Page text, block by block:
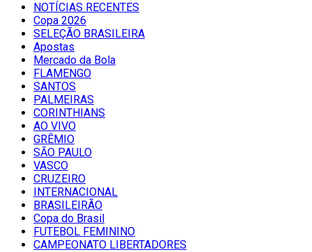
NOTÍCIAS RECENTES
Copa 2026
SELEÇÃO BRASILEIRA
Apostas
Mercado da Bola
FLAMENGO
SANTOS
PALMEIRAS
CORINTHIANS
AO VIVO
GRÊMIO
SĀO PAULO
VASCO
CRUZEIRO
INTERNACIONAL
BRASILEIRÃO
Copa do Brasil
FUTEBOL FEMININO
CAMPEONATO LIBERTADORES